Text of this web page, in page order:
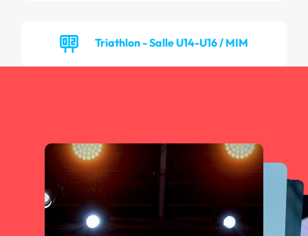
Triathlon - Salle U14-U16 / MIM